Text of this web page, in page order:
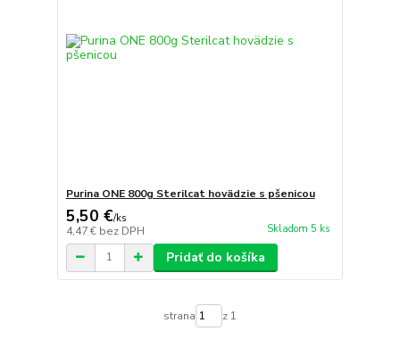
Purina ONE 800g Sterilcat hovädzie s pšenicou
5,50 €/ks
4,47 € bez DPH Skladom 5 ks
Pridať do košíka
strana z 1